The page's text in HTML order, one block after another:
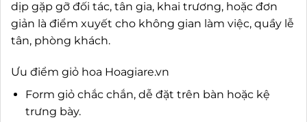
dịp gặp gỡ đối tác, tân gia, khai trương, hoặc đơn
giản là điểm xuyết cho không gian làm việc, quầy lễ
tân, phòng khách.
Ưu điểm giỏ hoa Hoagiare.vn
Form giỏ chắc chắn, dễ đặt trên bàn hoặc kệ
trưng bày.